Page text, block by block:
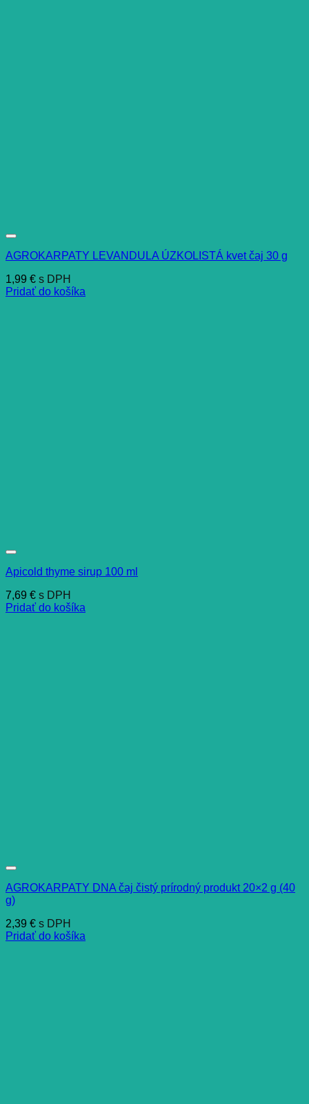
AGROKARPATY LEVANDULA ÚZKOLISTÁ kvet čaj 30 g
1,99 € s DPH
Pridať do košíka
Apicold thyme sirup 100 ml
7,69 € s DPH
Pridať do košíka
AGROKARPATY DNA čaj čistý prírodný produkt 20×2 g (40
g)
2,39 € s DPH
Pridať do košíka